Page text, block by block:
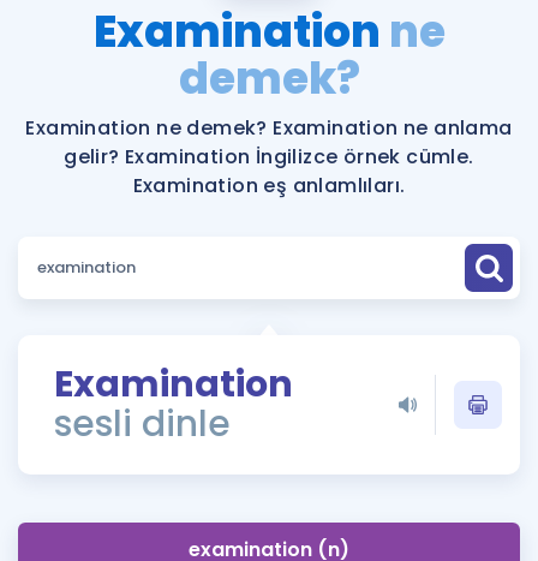
Şifremi Hatırlamıyorum
Katılımcı Görüşleri
Faydalı Araçlar
Ücretsiz Kaynaklar
ÖSYM Sınav Takvimi
Kampanyalar
İngilizce Gramer
İngilizce Gramer
Examination ne
demek?
Examination ne demek? Examination ne anlama
gelir? Examination İngilizce örnek cümle.
Examination eş anlamlıları.
Examination
sesli dinle
examination (n)